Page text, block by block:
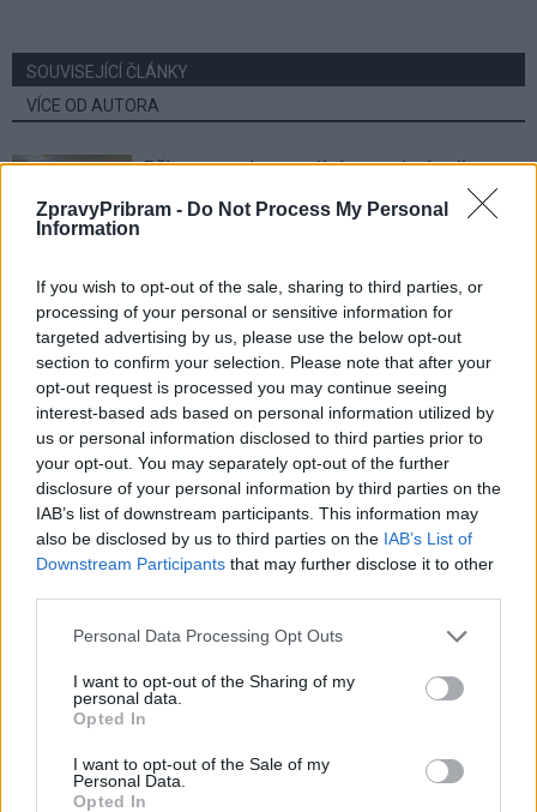
ZpravyPribram - Do Not Process My Personal
Information
If you wish to opt-out of the sale, sharing to third parties, or
processing of your personal or sensitive information for
targeted advertising by us, please use the below opt-out
section to confirm your selection. Please note that after your
opt-out request is processed you may continue seeing
interest-based ads based on personal information utilized by
us or personal information disclosed to third parties prior to
your opt-out. You may separately opt-out of the further
disclosure of your personal information by third parties on the
IAB’s list of downstream participants. This information may
also be disclosed by us to third parties on the IAB’s List of
Downstream Participants that may further disclose it to other
Personal Data Processing Opt Outs
I want to opt-out of the Sharing of my
personal data.
Opted In
I want to opt-out of the Sale of my
Personal Data.
Opted In
SOUVISEJÍCÍ ČLÁNKY
VÍCE OD AUTORA
Volby
Přípravy na komunální a senátní volby
formuláře
Volby
Karpíšek chce vést ANO do komunálních
voleb. Konvalinka už dříve oznámil konec
Z Příbramska se do Sněmovny dostal
pouze Tomáš Helebrant z hnutí ANO